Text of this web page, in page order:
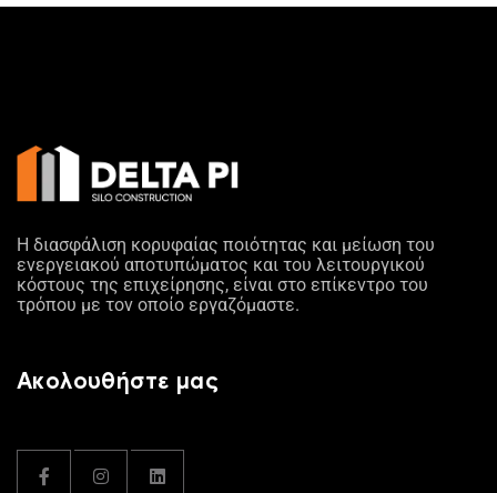
Η διασφάλιση κορυφαίας ποιότητας και μείωση του
ενεργειακού αποτυπώματος και του λειτουργικού
κόστους της επιχείρησης, είναι στο επίκεντρο του
τρόπου με τον οποίο εργαζόμαστε.
Ακολουθήστε μας